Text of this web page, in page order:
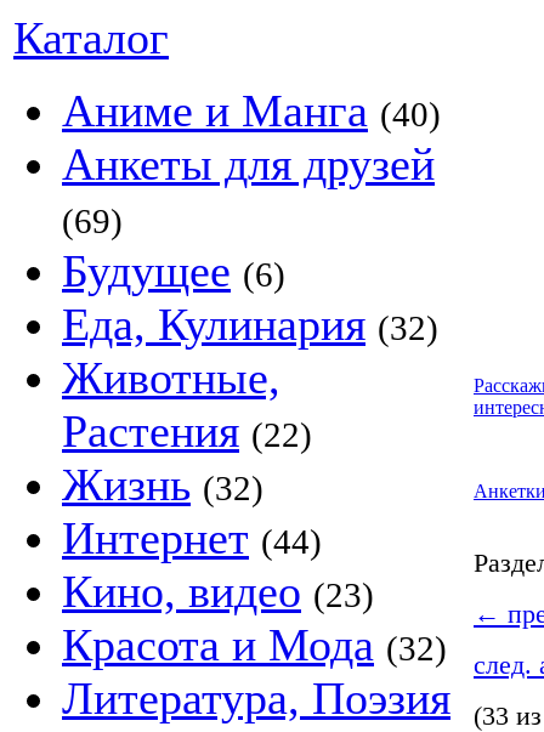
Каталог
Аниме и Манга (40)
Анкеты для друзей
(69)
Будущее (6)
Еда, Кулинария (32)
Животные,
Растения (22)
Жизнь (32)
Интернет (44)
Кино, видео (23)
Красота и Мода (32)
Литература, Поэзия
←
след.
(33